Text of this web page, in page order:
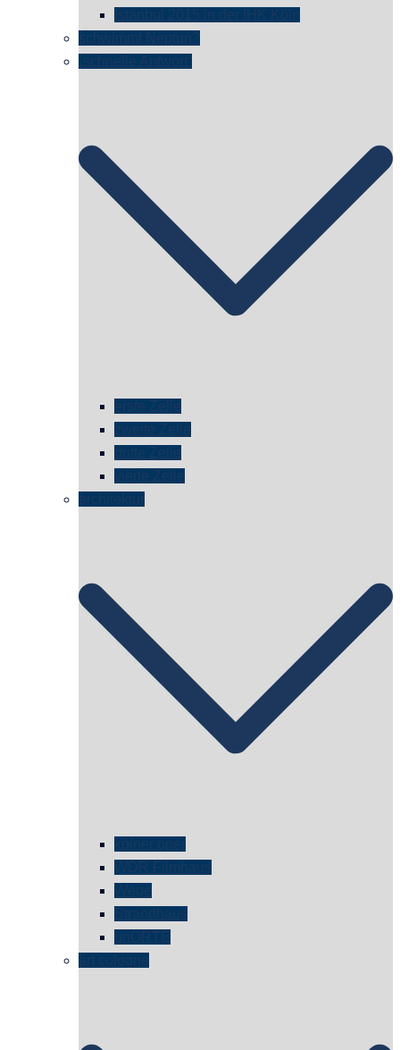
Istanbul 2015 in der IHK Köln
schwimmt Neptun?
„schnelle Antwort“
erste Zelle
zweite Zelle
dritte Zelle
vierte Zelle
architektur
kölner oper
WDR Filmhaus
Wege
Strandhaus
unORTE
art cologne